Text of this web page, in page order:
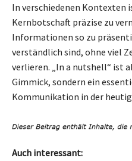
In verschiedenen Kontexten
Kernbotschaft präzise zu
Informationen so zu
verständlich sind, ohne viel
verlieren. „In a nutshell“ ist
Gimmick, sondern ein
Kommunikation in der
Auch interessant: